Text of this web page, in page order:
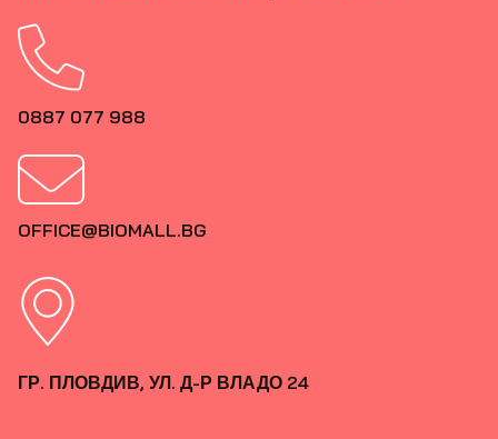
0887 077 988
OFFICE@BIOMALL.BG
ГР. ПЛОВДИВ, УЛ. Д-Р ВЛАДО 24